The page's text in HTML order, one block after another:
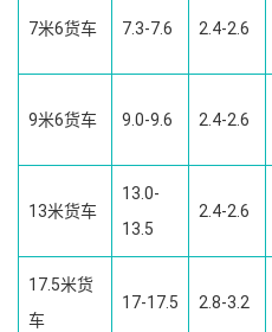
7米6货车 7.3-7.6 2.4-2.6
9米6货车 9.0-9.6 2.4-2.6
13米货车
13.0-
13.5
2.4-2.6
17.5米货
车
17-17.5 2.8-3.2